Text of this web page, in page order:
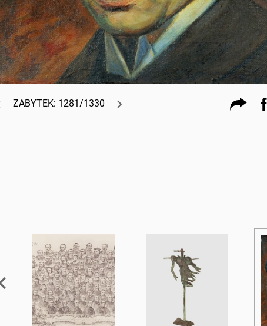
ZABYTEK: 1281/1330